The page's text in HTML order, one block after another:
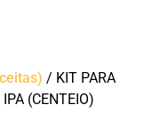
/ KIT PARA
(CENTEIO)